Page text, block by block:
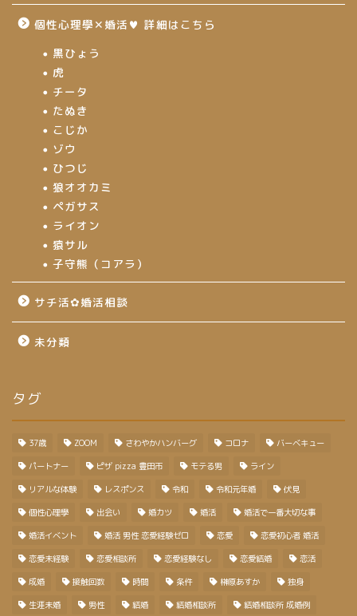
個性心理學✕婚活♥ 詳細はこちら
黒ひょう
虎
チータ
たぬき
こじか
ゾウ
ひつじ
狼オオカミ
ペガサス
ライオン
猿サル
子守熊（コアラ）
サチ活✿婚活相談
未分類
タグ
37歳 ZOOM さわやかハンバーグ コロナ バーベキュー
パートナー ピザ pizza 豊田市 モテる男 ライン
リアルな体験 レスポンス 令和 令和元年婚 伏見
個性心理學 出会い 婚カツ 婚活 婚活で一番大切な事
婚活イベント 婚活 男性 恋愛経験ゼロ 恋愛 恋愛初心者 婚活
恋愛未経験 恋愛相談所 恋愛経験なし 恋愛結婚 恋活
成婚 接触回数 時間 条件 榊原あすか 独身
生涯未婚 男性 結婚 結婚相談所 結婚相談所 成婚例